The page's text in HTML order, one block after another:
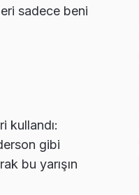
sadece beni
kullandı:
gibi
bu yarışın